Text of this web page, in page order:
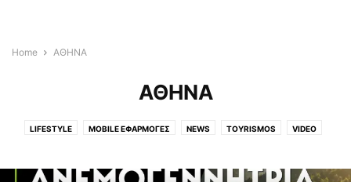
Home ΑΘΗΝΑ
ΑΘΗΝΑ
LIFESTYLE MOBILE ΕΦΑΡΜΟΓΈΣ NEWS TOYRISMOS VIDEO
ΑΕΡΟΦΩΤΟΓΡΑΦΙΕΣ ΑΘΗΝΑ ΑΛΜΥΡΌΣ ΑΛΌΝΝΗΣΟΣ ΑΠΌΨΕΙΣ